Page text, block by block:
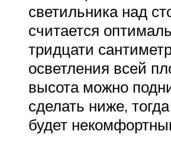
светильника над
считается
тридцати
осветления всей
высота можно
сделать ниже,
будет